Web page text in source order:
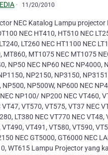
· 11/20/2010
NEC Katalog Lampu projector
NEC HT410, HT510 NEC
LT260 NEC HT1100 NEC
MT860, MT1075 NEC MT1075
NP50 NEC NP60 NEC NP4000,
NP2150, NP3150,
NP500, NP500W, NP600 NEC
NP100/ NP200 NEC VT460,
VT570, VT575, VT37 NEC
LT380 NEC VT770 NEC VT48,
VT490, VT491, VT580, VT590,
NEC GT5000, GT6000 NEC
WT615 Lampu Projector yang